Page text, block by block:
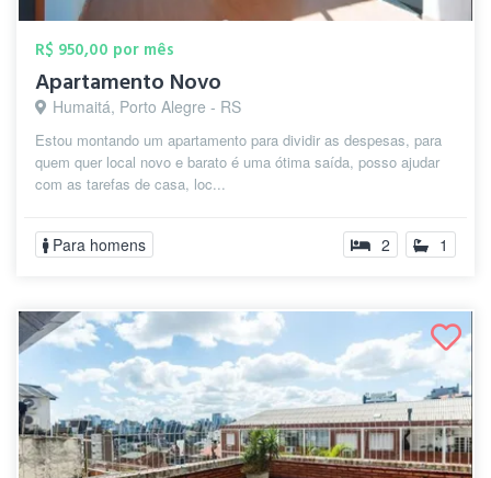
R$ 950,00 por mês
Apartamento Novo
Humaitá, Porto Alegre - RS
Estou montando um apartamento para dividir as despesas, para
quem quer local novo e barato é uma ótima saída, posso ajudar
com as tarefas de casa, loc...
Para homens 2 1